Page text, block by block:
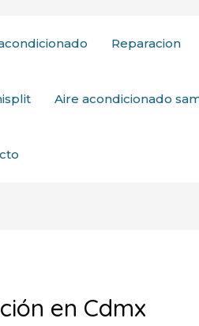
Reparacion
Aire acondicionado
en Cdmx